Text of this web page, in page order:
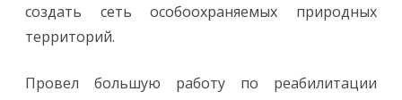
создать сеть особоохраняемых природных
территорий.
Провел большую работу по реабилитации